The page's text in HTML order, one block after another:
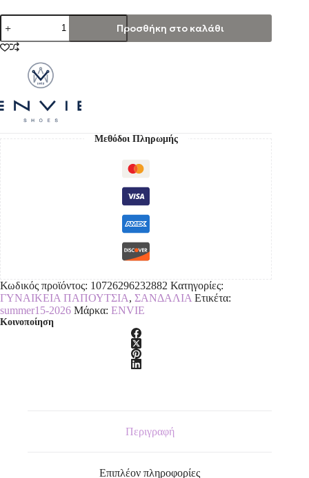
Προσθήκη στο καλάθι
Μεθόδοι Πληρωμής
Κωδικός προϊόντος: 10726296232882 Κατηγορίες:
ΓΥΝΑΙΚΕΙΑ ΠΑΠΟΥΤΣΙΑ, ΣΑΝΔΑΛΙΑ Ετικέτα:
summer15-2026 Μάρκα: ENVIE
Κοινοποίηση
Περιγραφή
Επιπλέον πληροφορίες